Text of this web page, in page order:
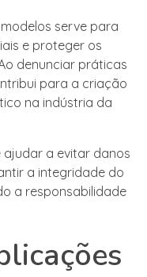
serve para
e proteger os
denunciar práticas
para a criação
na indústria da
ajudar a evitar danos
a integridade do
a responsabilidade